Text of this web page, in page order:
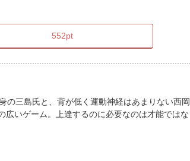
552pt
の三島氏と、背が低く運動神経はあまりない西岡
いゲーム。上達するのに必要なのは才能ではな